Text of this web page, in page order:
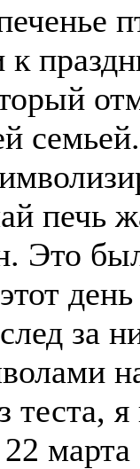
к
печь
Это
за
теста,
22 марта